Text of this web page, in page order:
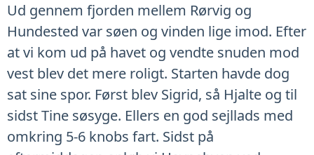
Ud gennem fjorden mellem Rørvig og
Hundested var søen og vinden lige imod. Efter
at vi kom ud på havet og vendte snuden mod
vest blev det mere roligt. Starten havde dog
sat sine spor. Først blev Sigrid, så Hjalte og til
sidst Tine søsyge. Ellers en god sejllads med
omkring 5-6 knobs fart. Sidst på